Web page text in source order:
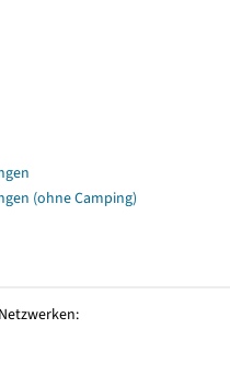
(ohne Camping)